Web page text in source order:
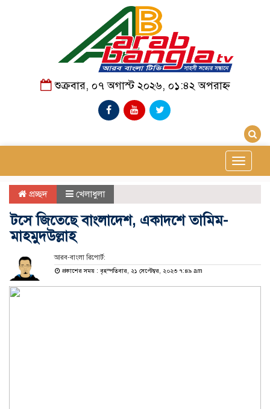
শুক্রবার, ০৭ অগাস্ট ২০২৬, ০১:৪২ অপরাহ্ন
Toggle
প্রচ্ছদ খেলাধুলা
টসে জিতেছে বাংলাদেশ, একাদশে তামিম-
মাহমুদউল্লাহ
আরব-বাংলা রিপোর্ট:
প্রকাশের সময় : বৃহস্পতিবার, ২১ সেপ্টেম্বর, ২০২৩ ৭:৪৯ am